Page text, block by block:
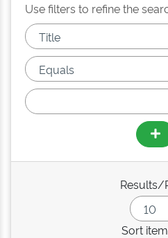
Use filters to refine the
Results/
Sort